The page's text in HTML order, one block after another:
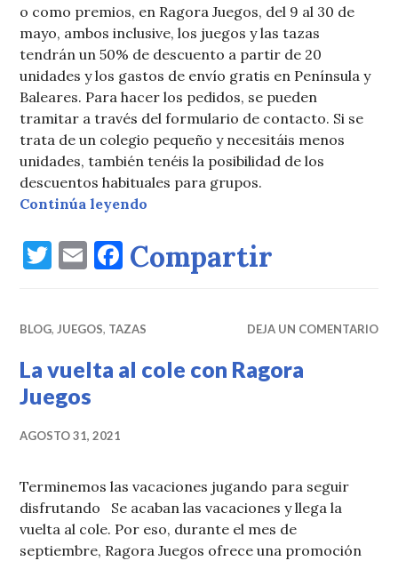
o como premios, en Ragora Juegos, del 9 al 30 de
mayo, ambos inclusive, los juegos y las tazas
tendrán un 50% de descuento a partir de 20
unidades y los gastos de envío gratis en Península y
Baleares. Para hacer los pedidos, se pueden
tramitar a través del formulario de contacto. Si se
trata de un colegio pequeño y necesitáis menos
unidades, también tenéis la posibilidad de los
descuentos habituales para grupos.
Continúa leyendo
T
te
r
E
l
F
e
b
Compartir
BLOG, JUEGOS, TAZAS DEJA UN COMENTARIO
La vuelta al cole con Ragora
Juegos
AGOSTO 31, 2021
Terminemos las vacaciones jugando para seguir
disfrutando Se acaban las vacaciones y llega la
vuelta al cole. Por eso, durante el mes de
septiembre, Ragora Juegos ofrece una promoción